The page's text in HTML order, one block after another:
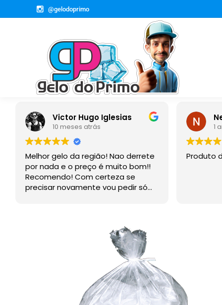
@gelodoprimo
Hugo Iglesias
atrás
da região! Nao derrete
o preço é muito bom!!
Com certeza se
vou pedir só
Newmar Lacorte
Produto de qualidade.